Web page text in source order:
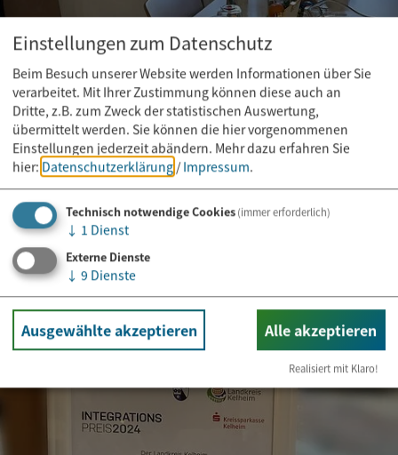
Einstellungen zum Datenschutz
Beim Besuch unserer Website werden Informationen über Sie
verarbeitet. Mit Ihrer Zustimmung können diese auch an
Dritte, z.B. zum Zweck der statistischen Auswertung,
übermittelt werden. Sie können die hier vorgenommenen
Einstellungen jederzeit abändern. Mehr dazu erfahren Sie
hier: Datenschutzerklärung / Impressum.
Technisch notwendige Cookies(immer erforderlich)
↓ 1 Dienst
Externe Dienste
↓ 9 Dienste
Ausgewählte akzeptieren Alle akzeptieren
Realisiert mit Klaro!